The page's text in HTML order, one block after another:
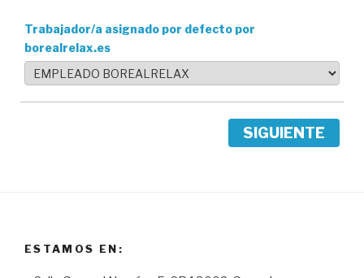
Trabajador/a asignado por defecto por
borealrelax.es
SIGUIENTE
ESTAMOS EN: